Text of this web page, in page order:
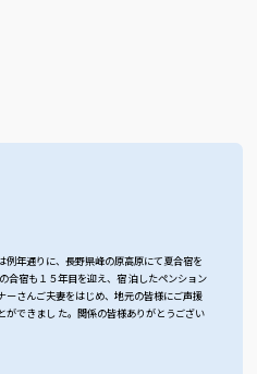
例年通りに、長野県峰の原高原にて夏合宿を
合宿も１５年目を迎え、宿 泊したペンション
ーさんご夫妻をはじめ、地元の皆様にご声援
できまし た。関係の皆様ありがとうござい